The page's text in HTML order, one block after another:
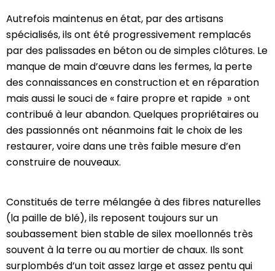
Autrefois maintenus en état, par des artisans
spécialisés, ils ont été progressivement remplacés
par des palissades en béton ou de simples clôtures. Le
manque de main d’œuvre dans les fermes, la perte
des connaissances en construction et en réparation
mais aussi le souci de « faire propre et rapide » ont
contribué à leur abandon. Quelques propriétaires ou
des passionnés ont néanmoins fait le choix de les
restaurer, voire dans une très faible mesure d’en
construire de nouveaux.
Constitués de terre mélangée à des fibres naturelles
(la paille de blé), ils reposent toujours sur un
soubassement bien stable de silex moellonnés très
souvent à la terre ou au mortier de chaux. Ils sont
surplombés d’un toit assez large et assez pentu qui